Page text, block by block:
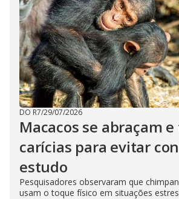
DO R7/29/07/2026
Macacos se abraçam
carícias para evitar
estudo
Pesquisadores observaram que
usam o toque físico em situações